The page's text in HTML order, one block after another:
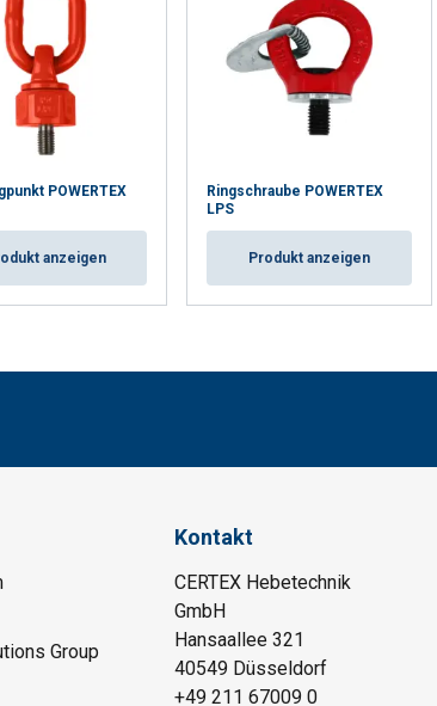
POWERTEX
anzeigen
Ringschraube POWERTEX
LPS
Produkt anzeigen
Group
Kontakt
CERTEX Hebetechnik
GmbH
Hansaallee 321
40549 Düsseldorf
+49 211 67009 0